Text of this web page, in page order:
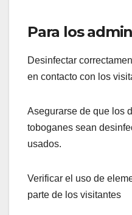
Para los
Desinfectar
en contacto con los
Asegurarse de que los
toboganes sean
usados.
Verificar el uso de
parte de los visitantes